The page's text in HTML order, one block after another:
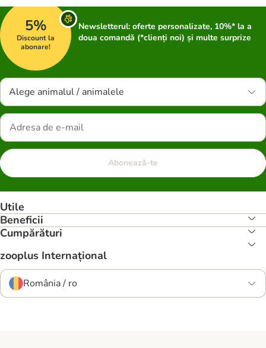
5%
Discount la
abonare!
Newsletterul: oferte personalizate, 10%* la a
doua comandă (*clienți noi) și multe surprize
Alege animalul / animalele
Abonează-te
Utile
Beneficii
Cumpărături
zooplus Internațional
România / ro